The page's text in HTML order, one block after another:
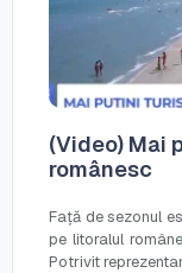
(Video) Mai
românesc
Față de sezonul
pe litoralul
Potrivit